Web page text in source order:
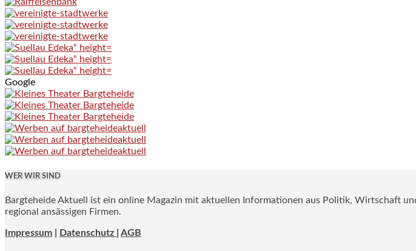
Google
WER WIR SIND
Bargteheide Aktuell ist ein online Magazin mit aktuellen Informationen aus Politik, Wirtschaft
regional ansässigen Firmen.
Impressum Datenschutz | AGB